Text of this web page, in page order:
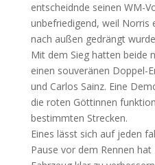
entscheidnde seinen WM-
unbefriedigend, weil Norris
nach außen gedrängt
Mit dem Sieg hatten beide
einen souveränen Doppel-
und Carlos Sainz. Eine
die roten Göttinnen
bestimmten Strecken.
Eines lässt sich auf jeden
Pause vor dem Rennen